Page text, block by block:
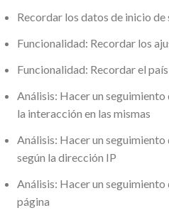
Recordar los datos de inicio de
Funcionalidad: Recordar los
Funcionalidad: Recordar el
Análisis: Hacer un
la interacción en las mismas
Análisis: Hacer un
según la dirección IP
Análisis: Hacer un
página